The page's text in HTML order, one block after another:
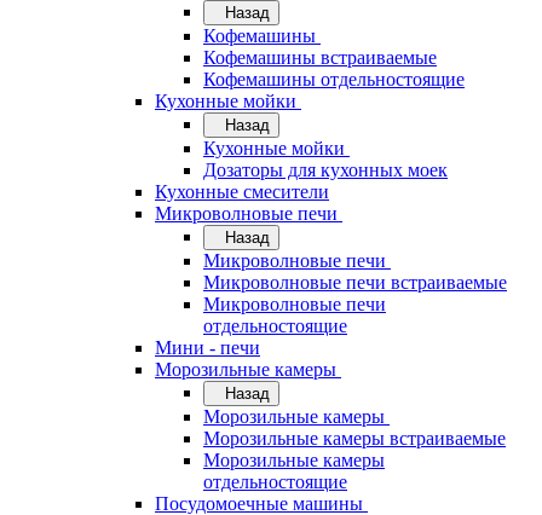
Назад
Кофемашины
Кофемашины встраиваемые
Кофемашины отдельностоящие
Кухонные мойки
Назад
Кухонные мойки
Дозаторы для кухонных моек
Кухонные смесители
Микроволновые печи
Назад
Микроволновые печи
Микроволновые печи встраиваемые
Микроволновые печи
отдельностоящие
Мини - печи
Морозильные камеры
Назад
Морозильные камеры
Морозильные камеры встраиваемые
Морозильные камеры
отдельностоящие
Посудомоечные машины